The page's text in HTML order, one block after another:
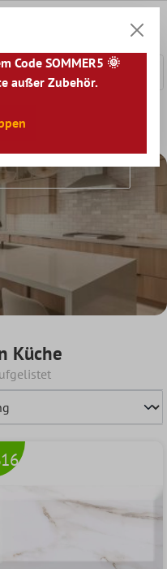
Küche
Küche
Küche
Code SOMMER5 🌞
außer Zubehör.